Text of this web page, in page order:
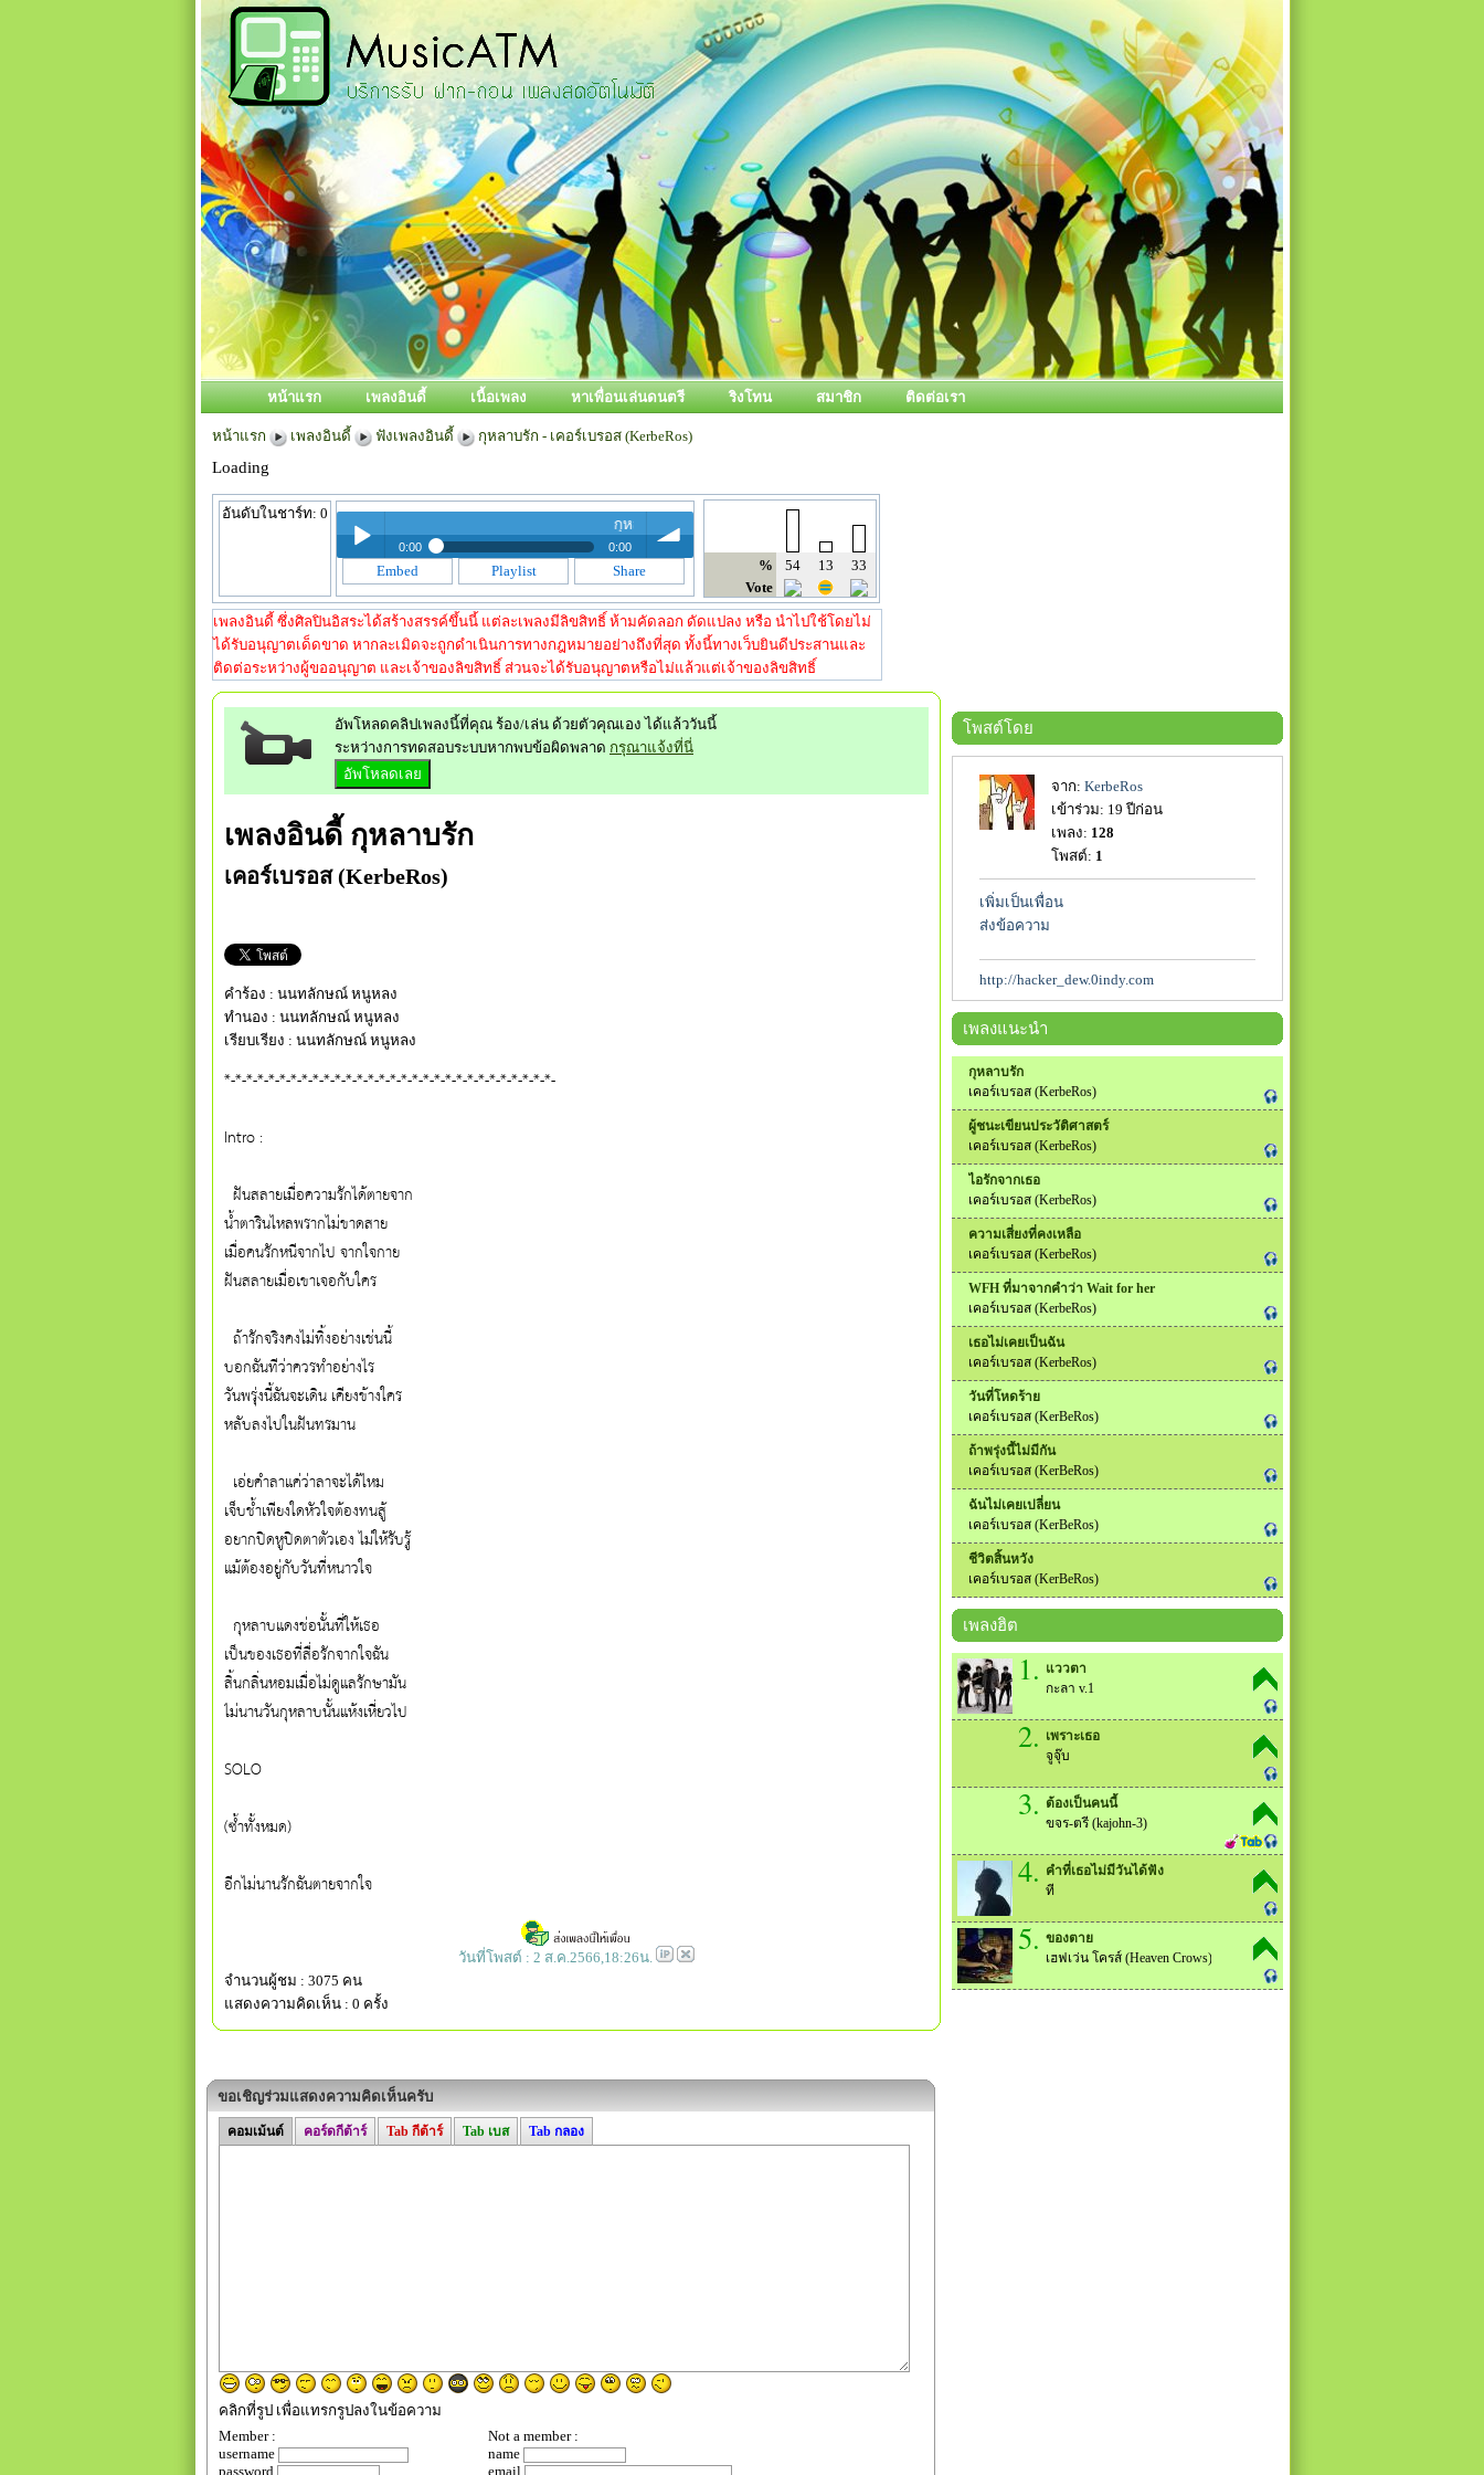
หน้าแรก เพลงอินดี้ เนื้อเพลง หาเพื่อนเล่นดนตรี ริงโทน สมาชิก ติดต่อเรา
หน้าแรก เพลงอินดี้ ฟังเพลงอินดี้ กุหลาบรัก - เคอร์เบรอส (KerbeRos)
Loading
อันดับในชาร์ท: 0
Play /
pause
กุหลาบรัก - เคอร์เบรอส (KerbeRos)
0:00 0:00
volume
กุหลาบรัก - เคอร์เบรอส (KerbeRos)
กุหลาบรัก - เคอร์เบรอส (KerbeRos)
Embed Playlist Share % 54 13
33
Vote
เพลงอินดี้ ซึ่งศิลปินอิสระได้สร้างสรรค์ขึ้นนี้ แต่ละเพลงมีลิขสิทธิ์ ห้ามคัดลอก ดัดแปลง หรือ นำไปใช้โดยไม่
ได้รับอนุญาตเด็ดขาด หากละเมิดจะถูกดำเนินการทางกฎหมายอย่างถึงที่สุด ทั้งนี้ทางเว็บยินดีประสานและ
ติดต่อระหว่างผู้ขออนุญาต และเจ้าของลิขสิทธิ์ ส่วนจะได้รับอนุญาตหรือไม่แล้วแต่เจ้าของลิขสิทธิ์
อัพโหลดคลิปเพลงนี้ที่คุณ ร้อง/เล่น ด้วยตัวคุณเอง ได้แล้ววันนี้
ระหว่างการทดสอบระบบหากพบข้อผิดพลาด กรุณาแจ้งที่นี่
เพลงอินดี้ กุหลาบรัก
เคอร์เบรอส (KerbeRos)
คำร้อง : นนทลักษณ์ หนูหลง
ทำนอง : นนทลักษณ์ หนูหลง
เรียบเรียง : นนทลักษณ์ หนูหลง
*-*-*-*-*-*-*-*-*-*-*-*-*-*-*-*-*-*-*-*-*-*-*-*-*-*-*-*-*-*-
Intro :
  ฝันสลายเมื่อความรักได้ตายจาก
น้ำตารินไหลพรากไม่ขาดสาย
เมื่อคนรักหนีจากไป จากใจกาย
ฝันสลายเมื่อเขาเจอกับใคร
  ถ้ารักจริงคงไม่ทิ้งอย่างเช่นนี้
บอกฉันทีว่าควรทำอย่างไร
วันพรุ่งนี้ฉันจะเดิน เคียงข้างใคร
หลับลงไปในฝันทรมาน
  เอ่ยคำลาแค่ว่าลาจะได้ไหม
เจ็บช้ำเพียงใดหัวใจต้องทนสู้
อยากปิดหูปิดตาตัวเอง ไม่ให้รับรู้
แม้ต้องอยู่กับวันที่หนาวใจ
  กุหลาบแดงช่อนั้นที่ให้เธอ
เป็นของเธอที่สื่อรักจากใจฉัน
สิ้นกลิ่นหอมเมื่อไม่ดูแลรักษามัน
ไม่นานวันกุหลาบนั้นแห้งเหี่ยวไป
SOLO
(ซ้ำทั้งหมด)
อีกไม่นานรักฉันตายจากใจ
วันที่โพสต์ : 2 ส.ค.2566,18:26น.
จำนวนผู้ชม : 3075 คน
แสดงความคิดเห็น : 0 ครั้ง
โพสต์โดย
จาก: KerbeRos
เข้าร่วม: 19 ปีก่อน
เพลง: 128
โพสต์: 1
เพิ่มเป็นเพื่อน
ส่งข้อความ
http://hacker_dew.0indy.com
เพลงแนะนำ
กุหลาบรัก
เคอร์เบรอส (KerbeRos)
ผู้ชนะเขียนประวัติศาสตร์
เคอร์เบรอส (KerbeRos)
ไอรักจากเธอ
เคอร์เบรอส (KerbeRos)
ความเสี่ยงที่คงเหลือ
เคอร์เบรอส (KerbeRos)
WFH ที่มาจากคำว่า Wait for her
เคอร์เบรอส (KerbeRos)
เธอไม่เคยเป็นฉัน
เคอร์เบรอส (KerbeRos)
วันที่โหดร้าย
เคอร์เบรอส (KerBeRos)
ถ้าพรุ่งนี้ไม่มีกัน
เคอร์เบรอส (KerBeRos)
ฉันไม่เคยเปลี่ยน
เคอร์เบรอส (KerBeRos)
ชีวิตสิ้นหวัง
เคอร์เบรอส (KerBeRos)
เพลงฮิต
1. แววตา
กะลา v.1
2. เพราะเธอ
จูจุ๊บ
3. ต้องเป็นคนนี้
ขจร-ตรี (kajohn-3)
4. คำที่เธอไม่มีวันได้ฟัง
ที
5. ของตาย
เฮฟเว่น โครส์ (Heaven Crows)
ขอเชิญร่วมแสดงความคิดเห็นครับ
คอมเม้นต์ คอร์ดกีต้าร์ Tab กีต้าร์ Tab เบส Tab กลอง
คลิกที่รูป เพื่อแทรกรูปลงในข้อความ
Member :
username
password
Not a member :
name
email